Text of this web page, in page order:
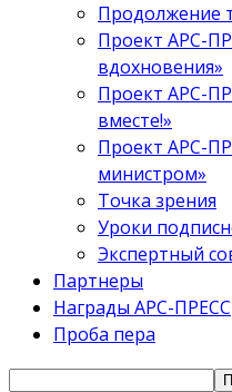
Продолжение
Проект АРС-
вдохновения»
Проект АРС-
вместе!»
Проект АРС-
министром»
Точка зрения
Уроки
Экспертный
Партнеры
Награды АРС-ПРЕСС
Проба пера